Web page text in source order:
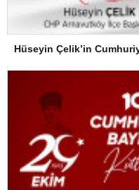
Hüseyin Çelik’in